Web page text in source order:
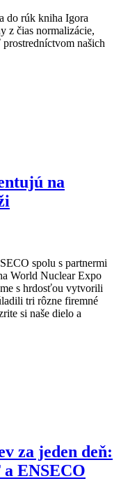
do rúk kniha Igora
z čias normalizácie,
našich
na
spolu s partnermi
World Nuclear Expo
s hrdosťou vytvorili
tri rôzne firemné
si naše dielo a
za jeden deň:
ENSECO